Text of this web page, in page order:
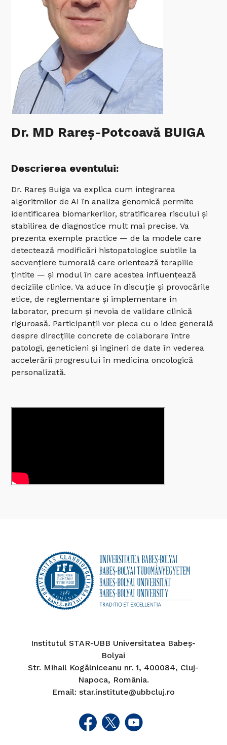
Dr. MD Rareș-Potcoavă BUIGA
Descrierea eventului:
Dr. Rareș Buiga va explica cum integrarea
algoritmilor de AI în analiza genomică permite
identificarea biomarkerilor, stratificarea riscului și
stabilirea de diagnostice mult mai precise. Va
prezenta exemple practice — de la modele care
detectează modificări histopatologice subtile la
secvențiere tumorală care orientează terapiile
țintite — și modul în care acestea influențează
deciziile clinice. Va aduce în discuție și provocările
etice, de reglementare și implementare în
laborator, precum și nevoia de validare clinică
riguroasă. Participanții vor pleca cu o idee generală
despre direcțiile concrete de colaborare între
patologi, geneticieni și ingineri de date în vederea
accelerării progresului în medicina oncologică
personalizată.
Institutul STAR-UBB Universitatea Babeș-
Bolyai
Str. Mihail Kogălniceanu nr. 1, 400084, Cluj-
Napoca, România.
Email: star.institute@ubbcluj.ro